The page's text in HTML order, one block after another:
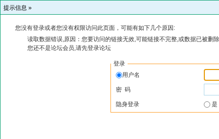
提示信息 »
您没有登录或者您没有权限访问此页面，可能有如下几个原因:
读取数据错误,原因：您要访问的链接无效,可能链接不完整,或数据已被删
您还不是论坛会员,请先登录论坛
登录
用户名
密 码
隐身登录